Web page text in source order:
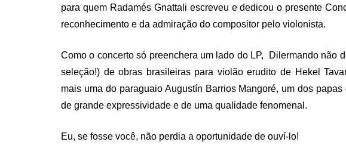
para quem Radamés Gnattali escreveu e dedicou o presente
reconhecimento e da admiração do compositor pelo violonista.
Como o concerto só preenchera um lado do LP, Dilermando não
seleção!) de obras brasileiras para violão erudito de Hekel
mais uma do paraguaio Augustín Barrios Mangoré, um dos
de grande expressividade e de uma qualidade fenomenal.
Eu, se fosse você, não perdia a oportunidade de ouví-lo!